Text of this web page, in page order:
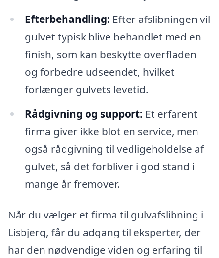
Efterbehandling: Efter afslibningen vil
gulvet typisk blive behandlet med en
finish, som kan beskytte overfladen
og forbedre udseendet, hvilket
forlænger gulvets levetid.
Rådgivning og support: Et erfarent
firma giver ikke blot en service, men
også rådgivning til vedligeholdelse af
gulvet, så det forbliver i god stand i
mange år fremover.
Når du vælger et firma til gulvafslibning i
Lisbjerg, får du adgang til eksperter, der
har den nødvendige viden og erfaring til